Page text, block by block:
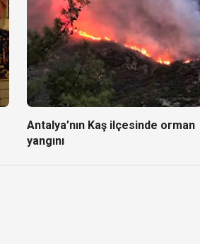
Antalya’nın Kaş ilçesinde orman
yangını